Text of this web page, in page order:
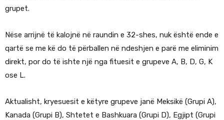
grupet.
Nëse arrijnë të kalojnë në raundin e 32-shes, nuk është ende e
qartë se me kë do të përballen në ndeshjen e parë me eliminim
direkt, por do të ishte një nga fituesit e grupeve A, B, D, G, K
ose L.
Aktualisht, kryesuesit e këtyre grupeve janë Meksikë (Grupi A),
Kanada (Grupi B), Shtetet e Bashkuara (Grupi D), Egjipt (Grupi